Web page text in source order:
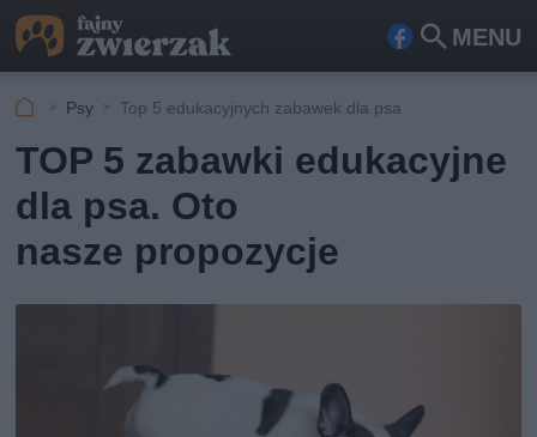
MENU
Fa
ook
Szu
Psy Top 5 edukacyjnych zabawek dla psa
TOP 5 zabawki edukacyjne
dla psa. Oto
nasze propozycje